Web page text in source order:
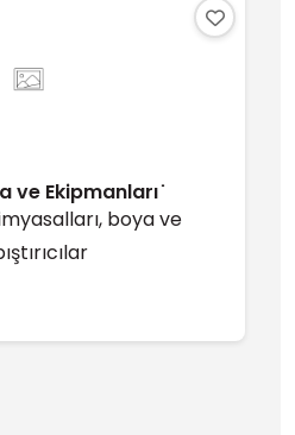
ve Ekipmanları
boya ve